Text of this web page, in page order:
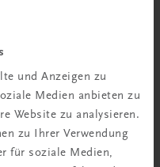
und Anzeigen zu
Medien anbieten zu
Website zu analysieren.
zu Ihrer Verwendung
für soziale Medien,